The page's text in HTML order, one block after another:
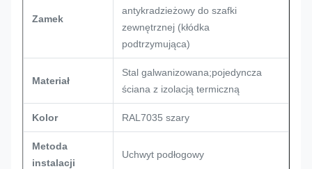
Zamek
antykradzieżowy do szafki
zewnętrznej (kłódka
podtrzymująca)
Materiał
Stal galwanizowana;pojedyncza
ściana z izolacją termiczną
Kolor RAL7035 szary
Metoda
instalacji
Uchwyt podłogowy